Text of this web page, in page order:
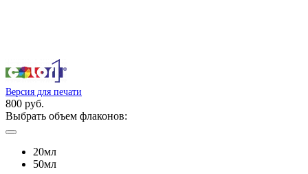
Версия для печати
800 руб.
Выбрать объем флаконов:
20мл
50мл